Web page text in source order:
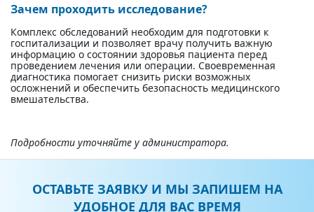
Зачем проходить исследование?
Комплекс обследований необходим для подготовки к
госпитализации и позволяет врачу получить важную
информацию о состоянии здоровья пациента перед
проведением лечения или операции. Своевременная
диагностика помогает снизить риски возможных
осложнений и обеспечить безопасность медицинского
вмешательства.
Подробности уточняйте у администратора.
ОСТАВЬТЕ ЗАЯВКУ И МЫ ЗАПИШЕМ НА
УДОБНОЕ ДЛЯ ВАС ВРЕМЯ